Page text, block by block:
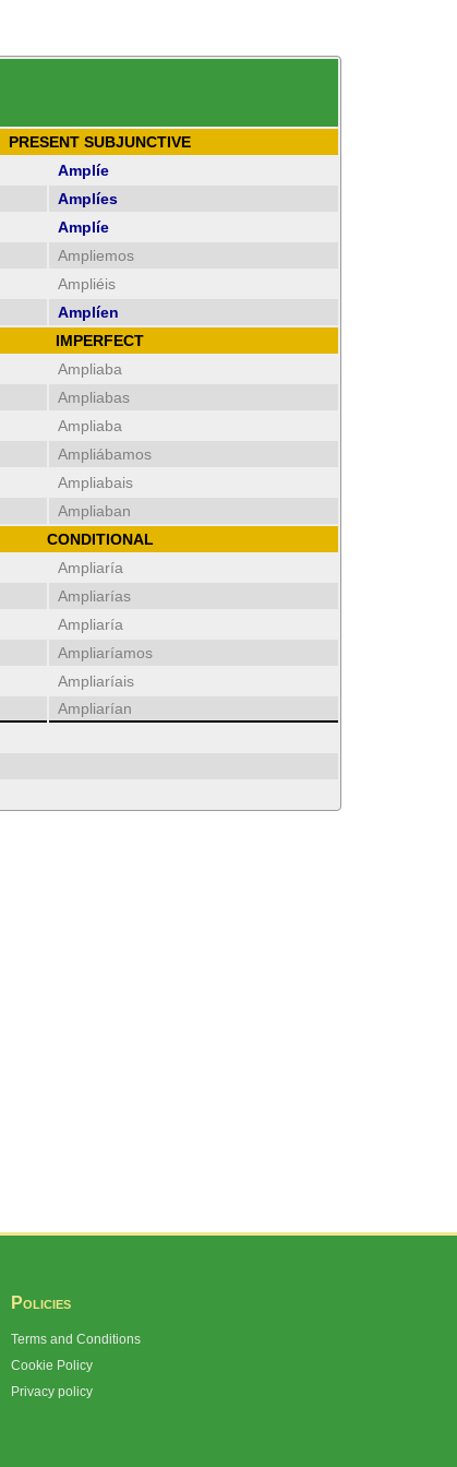
PRESENT SUBJUNCTIVE
Amplíe
Amplíes
Amplíe
Ampliemos
Ampliéis
Amplíen
IMPERFECT
Ampliaba
Ampliabas
Ampliaba
Ampliábamos
Ampliabais
Ampliaban
CONDITIONAL
Ampliaría
Ampliarías
Ampliaría
Ampliaríamos
Ampliaríais
Ampliarían
Policies
Terms and Conditions
Cookie Policy
Privacy policy